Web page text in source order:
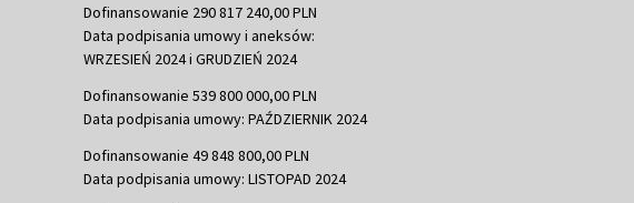
Dofinansowanie 290 817 240,00 PLN
Data podpisania umowy i aneksów:
WRZESIEŃ 2024 i GRUDZIEŃ 2024
Dofinansowanie 539 800 000,00 PLN
Data podpisania umowy: PAŹDZIERNIK 2024
Dofinansowanie 49 848 800,00 PLN
Data podpisania umowy: LISTOPAD 2024